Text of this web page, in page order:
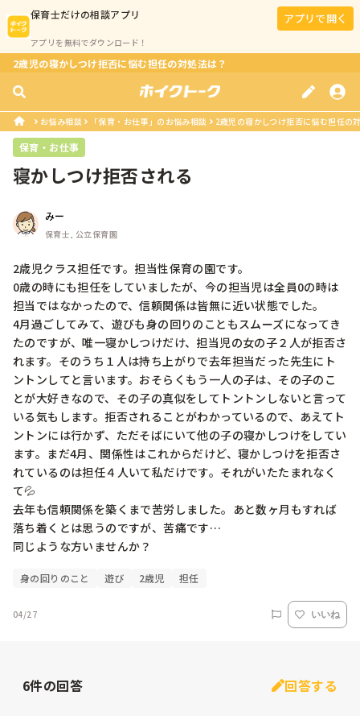
保育士だけの相談アプリ
アプリを無料でダウンロード！
アプリで開く
2歳児の寝かしつけ拒否に悩む担任の対処法は？
お悩み相談 「保育・お仕事」のお悩み相談 2歳児の寝かしつけ拒否に悩む担任の
保育・お仕事
寝かしつけ拒否される
みー
保育士, 公立保育園
2歳児クラス担任です。担当性保育の園です。
0歳の時にも担任をしていましたが、今の担当児は全員0の時は
担当ではなかったので、信頼関係は皆無に近い状態でした。
4月過ごしてみて、遊びも身の回りのこともスムーズになってき
たのですが、唯一寝かしつけだけ、担当児の女の子２人が拒否さ
れます。そのうち１人は持ち上がりで去年担当だった先生にト
ントンしてと言います。おそらくもう一人の子は、その子のこ
とが大好きなので、その子の真似をしてトントンしないと言って
いる気もします。拒否されることがわかっているので、あえてト
ントンには行かず、ただそばにいて他の子の寝かしつけをしてい
ます。まだ4月、関係性はこれからだけど、寝かしつけを拒否さ
れているのは担任４人いて私だけです。それがいたたまれなく
て💦
去年も信頼関係を築くまで苦労しました。あと数ヶ月もすれば
落ち着くとは思うのですが、苦痛です…
同じような方いませんか？
身の回りのこと 遊び 2歳児 担任
04/27 いいね
6件の回答 回答する